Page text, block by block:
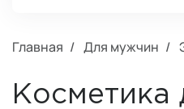
Главная Для мужчин
Косметика